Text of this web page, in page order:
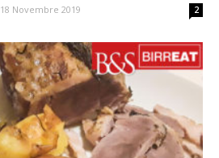
18 Novembre 2019 2